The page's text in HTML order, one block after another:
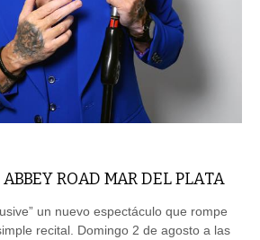
ROAD MAR DEL PLATA
un nuevo espectáculo que rompe
recital. Domingo 2 de agosto a las